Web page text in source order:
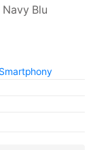
Blu
Smartphony